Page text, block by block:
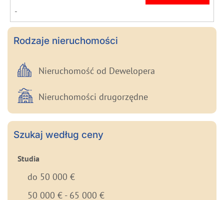
-
Rodzaje nieruchomości
Nieruchomość od Dewelopera
Nieruchomości drugorzędne
Szukaj według ceny
Studia
do 50 000 €
50 000 € - 65 000 €